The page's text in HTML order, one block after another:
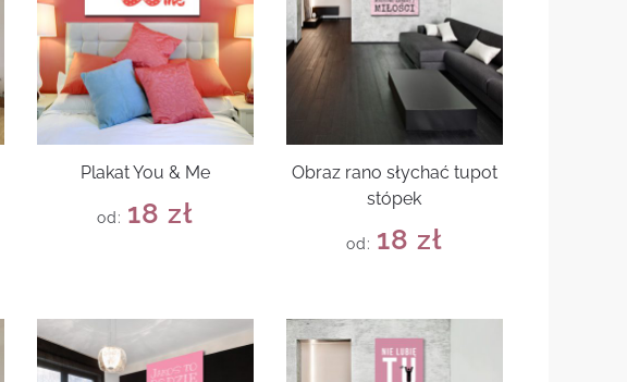
Plakat You & Me
od: 18zł
Obraz rano słychać tupot
stópek
od: 18zł